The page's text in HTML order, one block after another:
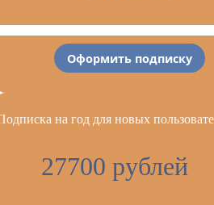
Оформить подписку
на год для новых
27700 рублей